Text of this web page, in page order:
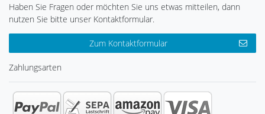
Haben Sie Fragen oder möchten Sie uns etwas mitteilen, dann
nutzen Sie bitte unser Kontaktformular.
Zum Kontaktformular
Zahlungsarten